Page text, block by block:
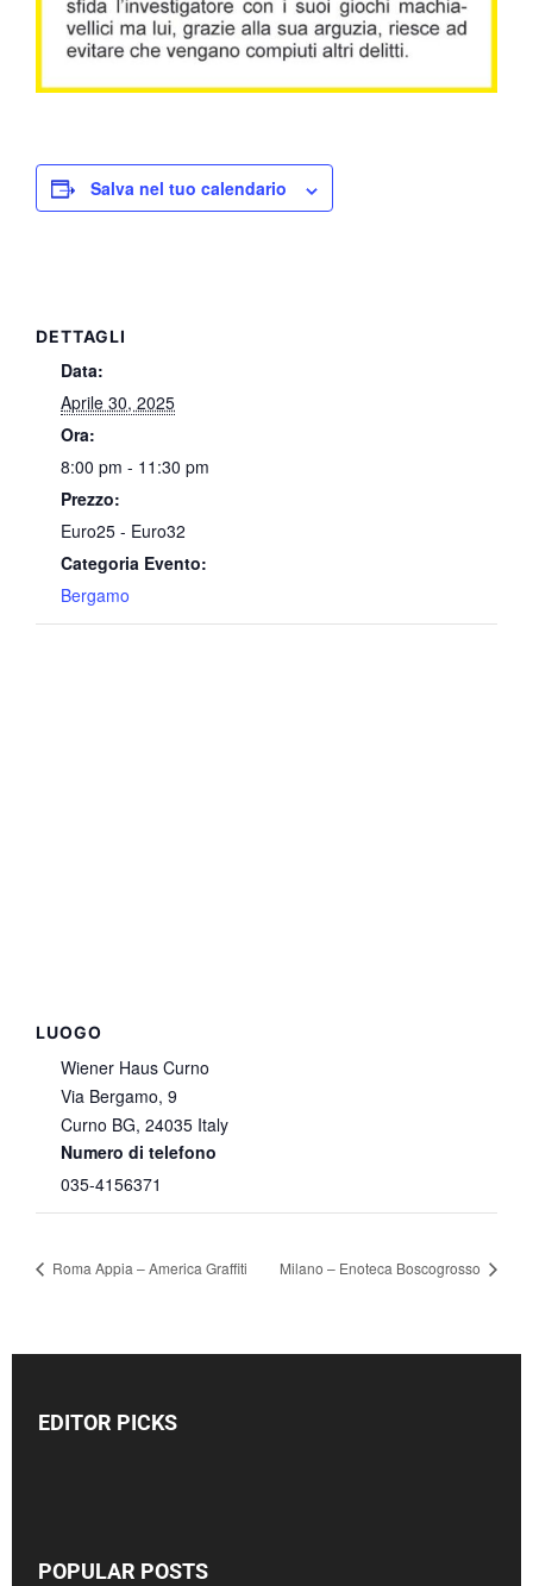
Salva nel tuo calendario
DETTAGLI
Data:
Aprile 30, 2025
Ora:
8:00 pm - 11:30 pm
Prezzo:
Euro25 - Euro32
Categoria Evento:
Bergamo
LUOGO
Wiener Haus Curno
Via Bergamo, 9
Curno BG, 24035 Italy
Numero di telefono
035-4156371
Roma Appia – America Graffiti Milano – Enoteca Boscogrosso
EDITOR PICKS
POPULAR POSTS